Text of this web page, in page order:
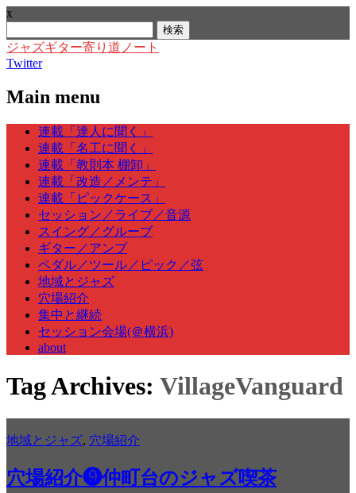
x
索:
ジャズギター寄り道ノート
Twitter
Main menu
Skip
content
連載「達人に聞く」
連載「名工に聞く」
連載「教則本 棚卸」
連載「改造／メンテ」
連載「ピックケース」
セッション／ライブ／音源
スイング／グルーブ
ギター／アンプ
ペダル／ツール／ピック／弦
地域とジャズ
穴場紹介
集中と継続
セッション会場(＠横浜)
about
Tag Archives: VillageVanguard
地域とジャズ, 穴場紹介
穴場紹介❾仲町台のジャズ喫茶